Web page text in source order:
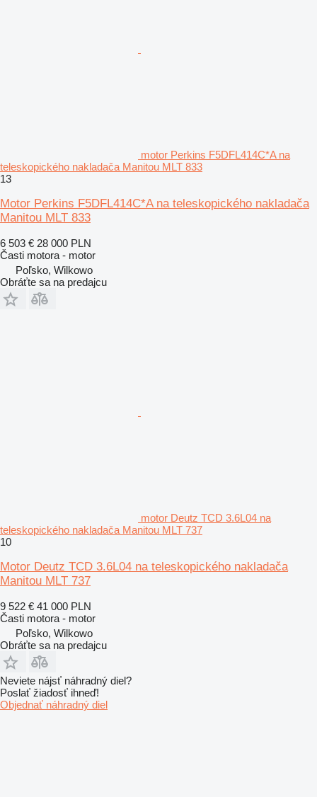
motor Perkins F5DFL414C*A na
teleskopického nakladača Manitou MLT 833
13
Motor Perkins F5DFL414C*A na teleskopického nakladača
Manitou MLT 833
6 503 € 28 000 PLN
Časti motora - motor
Poľsko, Wilkowo
Obráťte sa na predajcu
motor Deutz TCD 3.6L04 na
teleskopického nakladača Manitou MLT 737
10
Motor Deutz TCD 3.6L04 na teleskopického nakladača
Manitou MLT 737
9 522 € 41 000 PLN
Časti motora - motor
Poľsko, Wilkowo
Obráťte sa na predajcu
Neviete nájsť náhradný diel?
Poslať žiadosť ihneď!
Objednať náhradný diel